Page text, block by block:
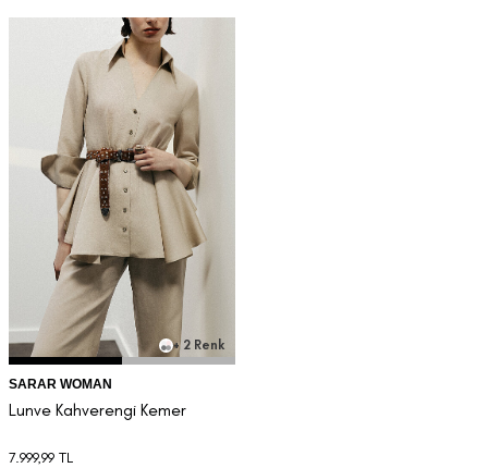
+ 2 Renk
SARAR WOMAN
Lunve Kahverengi Kemer
7.999,99 TL